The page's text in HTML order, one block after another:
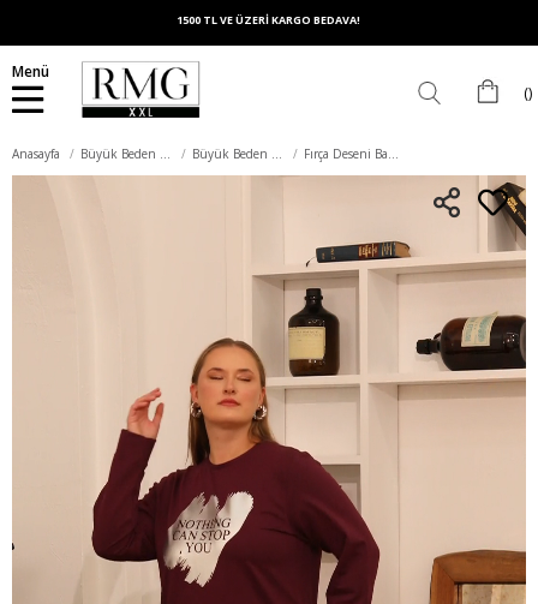
1500 TL VE ÜZERİ KARGO BEDAVA!
Menü
Anasayfa Büyük Beden Üst Giyim Büyük Beden Sweatshirt Fırça Deseni Baskılı Büyük Beden Sweatshirt Koyu Mor